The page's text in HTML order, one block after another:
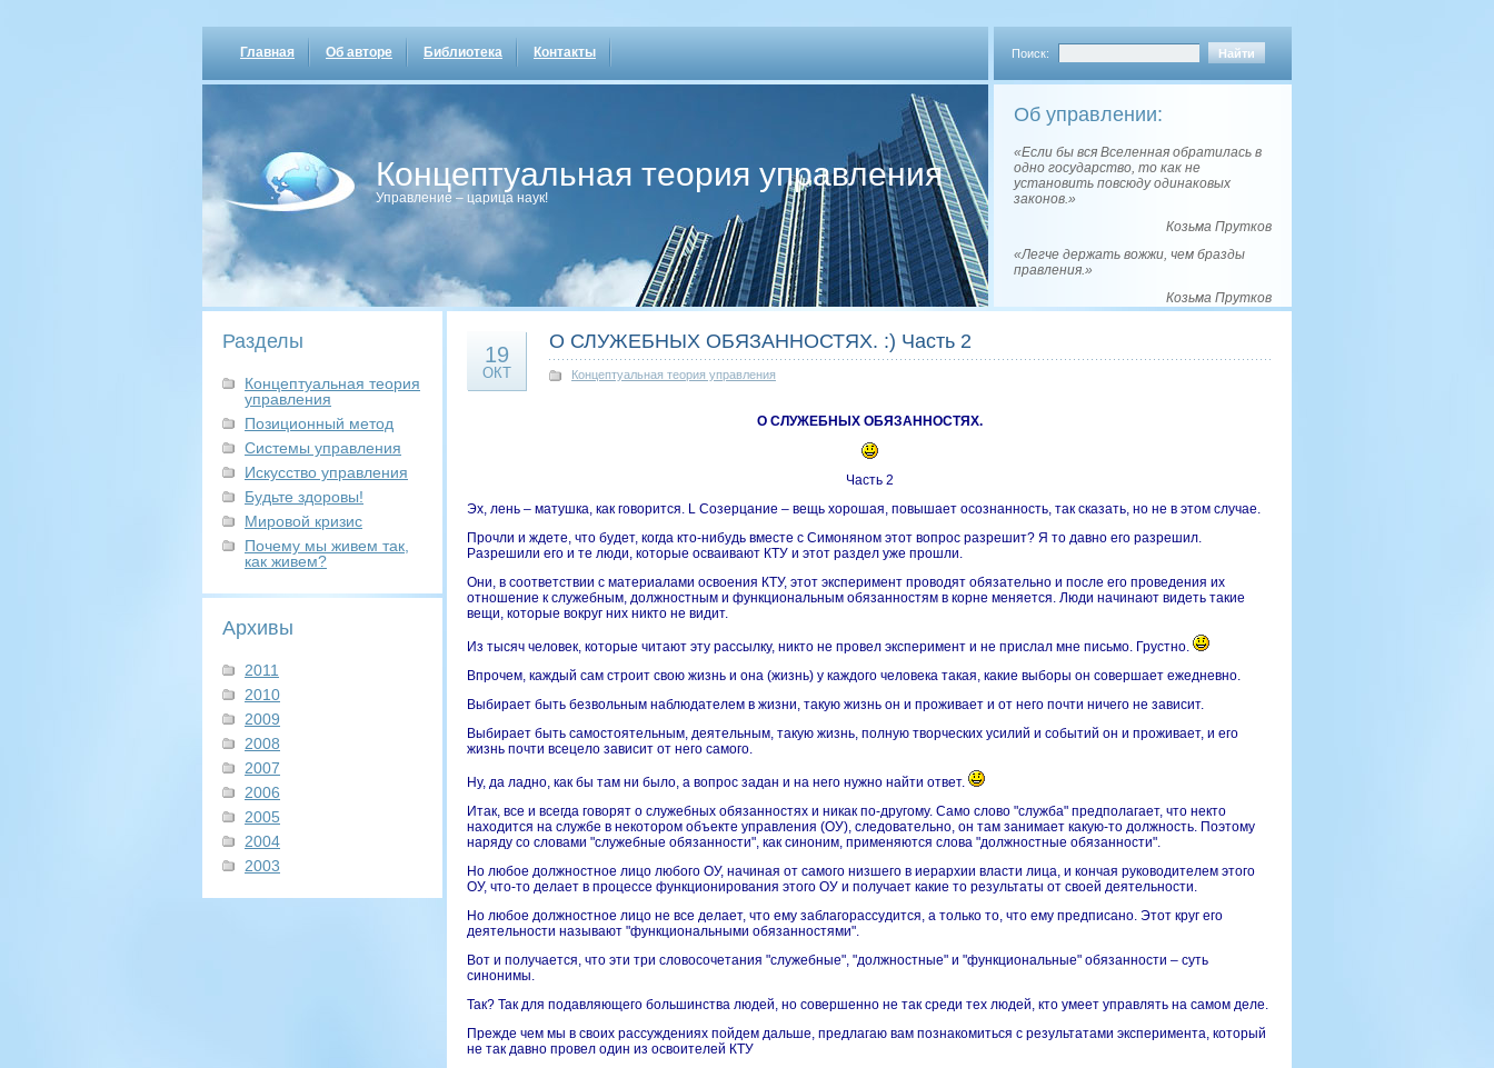
Главная Об авторе Библиотека Контакты Поиск:
Концептуальная теория управления
Управление – царица наук!
Об управлении:
«Если бы вся Вселенная обратилась в
одно государство, то как не
установить повсюду одинаковых
законов.»
Козьма Прутков
«Легче держать вожжи, чем бразды
правления.»
Козьма Прутков
Разделы
Концептуальная теория
управления
Позиционный метод
Системы управления
Искусство управления
Будьте здоровы!
Мировой кризис
Почему мы живем так,
как живем?
Архивы
2011
2010
2009
2008
2007
2006
2005
2004
2003
19
ОКТ
О СЛУЖЕБНЫХ ОБЯЗАННОСТЯХ. :) Часть 2
Концептуальная теория управления
О СЛУЖЕБНЫХ ОБЯЗАННОСТЯХ.
Часть 2
Эх, лень – матушка, как говорится. L Созерцание – вещь хорошая, повышает осознанность, так сказать, но не в этом случае.
Прочли и ждете, что будет, когда кто-нибудь вместе с Симоняном этот вопрос разрешит? Я то давно его разрешил.
Разрешили его и те люди, которые осваивают КТУ и этот раздел уже прошли.
Они, в соответствии с материалами освоения КТУ, этот эксперимент проводят обязательно и после его проведения их
отношение к служебным, должностным и функциональным обязанностям в корне меняется. Люди начинают видеть такие
вещи, которые вокруг них никто не видит.
Из тысяч человек, которые читают эту рассылку, никто не провел эксперимент и не прислал мне письмо. Грустно.
Впрочем, каждый сам строит свою жизнь и она (жизнь) у каждого человека такая, какие выборы он совершает ежедневно.
Выбирает быть безвольным наблюдателем в жизни, такую жизнь он и проживает и от него почти ничего не зависит.
Выбирает быть самостоятельным, деятельным, такую жизнь, полную творческих усилий и событий он и проживает, и его
жизнь почти всецело зависит от него самого.
Ну, да ладно, как бы там ни было, а вопрос задан и на него нужно найти ответ.
Итак, все и всегда говорят о служебных обязанностях и никак по-другому. Само слово "служба" предполагает, что некто
находится на службе в некотором объекте управления (ОУ), следовательно, он там занимает какую-то должность. Поэтому
наряду со словами "служебные обязанности", как синоним, применяются слова "должностные обязанности".
Но любое должностное лицо любого ОУ, начиная от самого низшего в иерархии власти лица, и кончая руководителем этого
ОУ, что-то делает в процессе функционирования этого ОУ и получает какие то результаты от своей деятельности.
Но любое должностное лицо не все делает, что ему заблагорассудится, а только то, что ему предписано. Этот круг его
деятельности называют "функциональными обязанностями".
Вот и получается, что эти три словосочетания "служебные", "должностные" и "функциональные" обязанности – суть
синонимы.
Так? Так для подавляющего большинства людей, но совершенно не так среди тех людей, кто умеет управлять на самом деле.
Прежде чем мы в своих рассуждениях пойдем дальше, предлагаю вам познакомиться с результатами эксперимента, который
не так давно провел один из освоителей КТУ